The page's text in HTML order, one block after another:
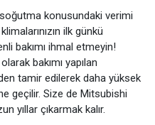
soğutma konusundaki verimi
ilk günkü
bakımı ihmal etmeyin!
bakımı yapılan
tamir edilerek daha yüksek
geçilir. Size de Mitsubishi
yıllar çıkarmak kalır.